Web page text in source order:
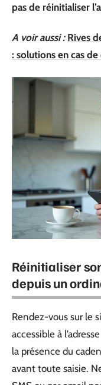
pas de réinitialiser
A voir aussi : Rives
: solutions en cas
Réinitialiser
depuis un
Rendez-vous sur le
accessible à
la présence du
avant toute saisie.